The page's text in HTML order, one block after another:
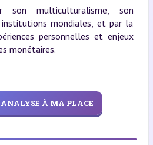
multiculturalisme, son
institutions mondiales, et par la
personnelles et enjeux
monétaires.
ANALYSE À MA PLACE